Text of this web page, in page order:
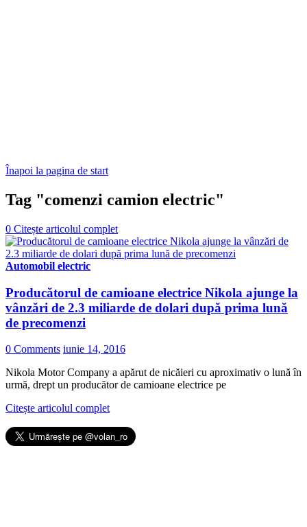
Înapoi la pagina de start
Tag "comenzi camion electric"
0 Citește articolul complet
Automobil electric
Producătorul de camioane electrice Nikola ajunge la
vânzări de 2.3 miliarde de dolari după prima lună
de precomenzi
0 Comments iunie 14, 2016
Nikola Motor Company a apărut de nicăieri cu aproximativ o lună în
urmă, drept un producător de camioane electrice pe
Citește articolul complet